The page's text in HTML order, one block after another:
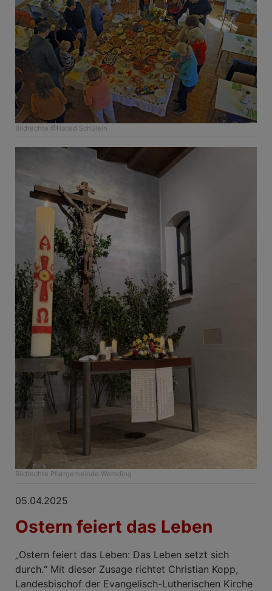
Bildrechte @Harald Schülein
Bildrechte Pfarrgemeinde Wemding
05.04.2025
Ostern feiert das Leben
„Ostern feiert das Leben: Das Leben setzt sich
durch.“ Mit dieser Zusage richtet Christian Kopp,
Landesbischof der Evangelisch-Lutherischen Kirche